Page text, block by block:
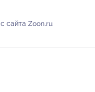
сайта Zoon.ru